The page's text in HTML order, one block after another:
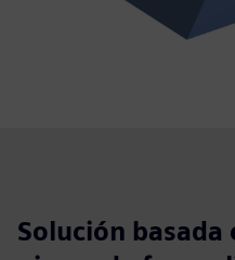
Solución basada